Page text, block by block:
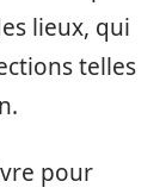
lieux, qui
telles
pour